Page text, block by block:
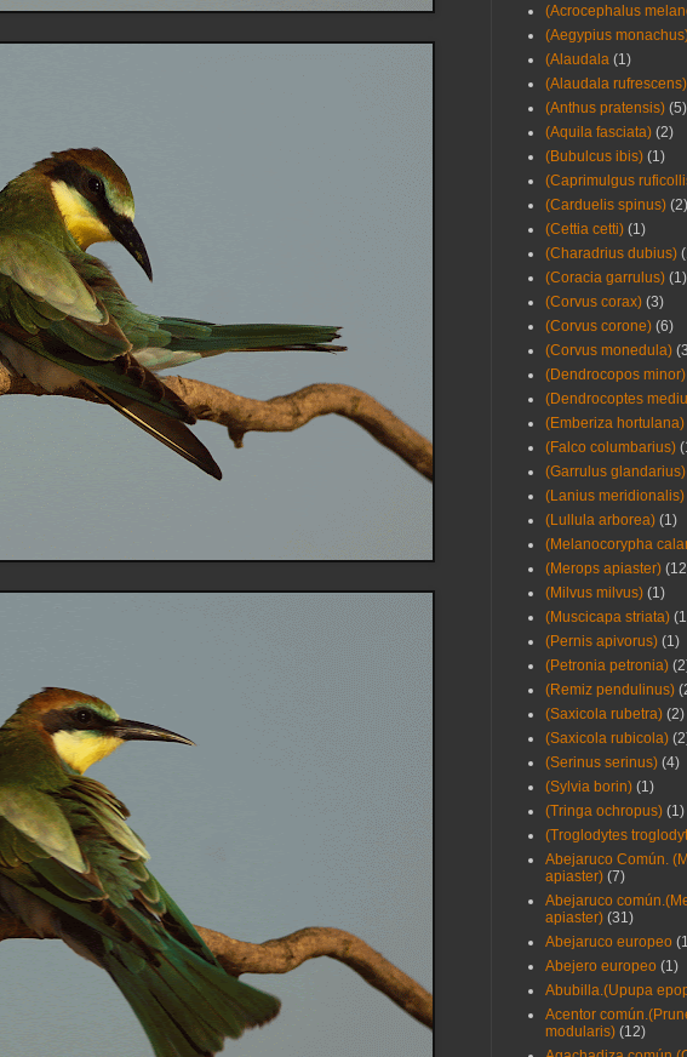
(Acrocephalus
(Aegypius
(Alaudala (1)
(Alaudala rufrescens)
(Anthus pratensis) (5)
(Aquila fasciata) (2)
(Bubulcus ibis) (1)
(Caprimulgus
(Carduelis spinus) (2)
(Cettia cetti) (1)
(Charadrius dubius)
(Coracia garrulus) (1)
(Corvus corax) (3)
(Corvus corone) (6)
(Corvus monedula)
(Dendrocopos minor)
(Dendrocoptes
(Emberiza hortulana)
(Falco columbarius)
(Garrulus glandarius)
(Lanius meridionalis)
(Lullula arborea) (1)
(Melanocorypha
(Merops apiaster)
(Milvus milvus) (1)
(Muscicapa striata)
(Pernis apivorus) (1)
(Petronia petronia)
(Remiz pendulinus)
(Saxicola rubetra) (2)
(Saxicola rubicola)
(Serinus serinus) (4)
(Sylvia borin) (1)
(Tringa ochropus) (1)
(Troglodytes
Abejaruco Común.
apiaster) (7)
Abejaruco
apiaster) (31)
Abejaruco europeo
Abejero europeo (1)
Abubilla.(Upupa
Acentor
modularis) (12)